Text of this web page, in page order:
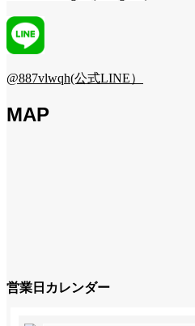
@887vlwqh(公式LINE）
MAP
営業日カレンダー